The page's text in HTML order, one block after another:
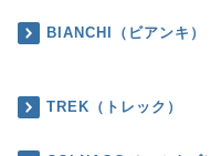
BIANCHI（ビアンキ）
TREK（トレック）